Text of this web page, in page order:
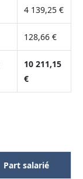
4 139,25 €
128,66 €
10 211,15
€
Part salarié